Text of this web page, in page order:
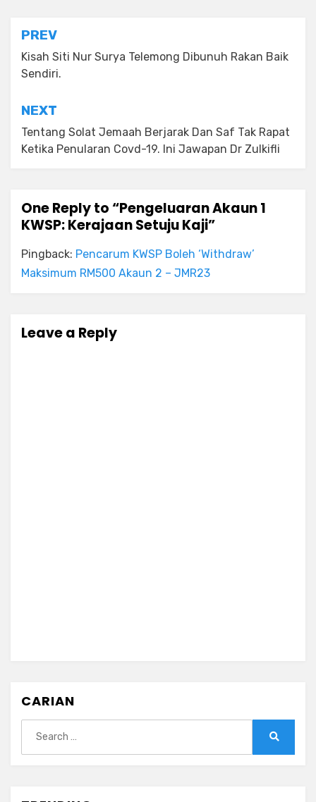
Post
navigation
PREV
Kisah Siti Nur Surya Telemong Dibunuh Rakan Baik
Sendiri.
NEXT
Tentang Solat Jemaah Berjarak Dan Saf Tak Rapat
Ketika Penularan Covd-19. Ini Jawapan Dr Zulkifli
One Reply to “Pengeluaran Akaun 1
KWSP: Kerajaan Setuju Kaji”
Pingback: Pencarum KWSP Boleh ‘Withdraw’
Maksimum RM500 Akaun 2 – JMR23
Leave a Reply
CARIAN
for: